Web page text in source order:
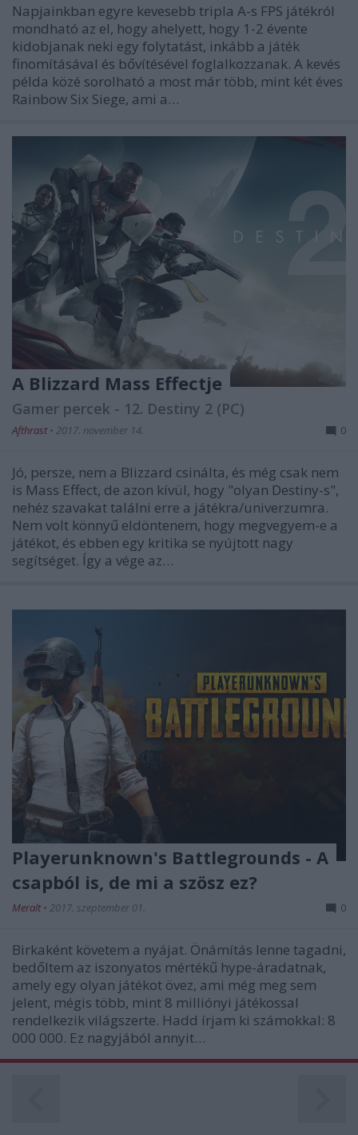
Napjainkban egyre kevesebb tripla A-s FPS játékról
mondható az el, hogy ahelyett, hogy 1-2 évente
kidobjanak neki egy folytatást, inkább a játék
finomításával és bővítésével foglalkozzanak. A kevés
példa közé sorolható a most már több, mint két éves
Rainbow Six Siege, ami a…
A Blizzard Mass Effectje
Gamer percek - 12. Destiny 2 (PC)
Afthrast • 2017. november 14. 0
Jó, persze, nem a Blizzard csinálta, és még csak nem
is Mass Effect, de azon kívül, hogy "olyan Destiny-s",
nehéz szavakat találni erre a játékra/univerzumra.
Nem volt könnyű eldöntenem, hogy megvegyem-e a
játékot, és ebben egy kritika se nyújtott nagy
segítséget. Így a vége az…
Playerunknown's Battlegrounds - A
csapból is, de mi a szösz ez?
Meralt • 2017. szeptember 01. 0
Birkaként követem a nyájat. Önámítás lenne tagadni,
bedőltem az iszonyatos mértékű hype-áradatnak,
amely egy olyan játékot övez, ami még meg sem
jelent, mégis több, mint 8 milliónyi játékossal
rendelkezik világszerte. Hadd írjam ki számokkal: 8
000 000. Ez nagyjából annyit…